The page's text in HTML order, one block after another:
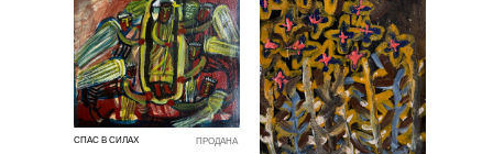
СПАС В СИЛАХ ПРОДАНА